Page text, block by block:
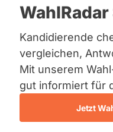
Nordrhein-
Saarland
Sachsen
Sachsen-
Sachsen-
Schleswig-
Thüringen
Archiv
Kandidierende
vergleichen,
Mit unserem
gut informiert für
Jetzt
Reiter
Dieser Politiker hat
Mandat und keine
oder EU-Ebene.
Wahlliste